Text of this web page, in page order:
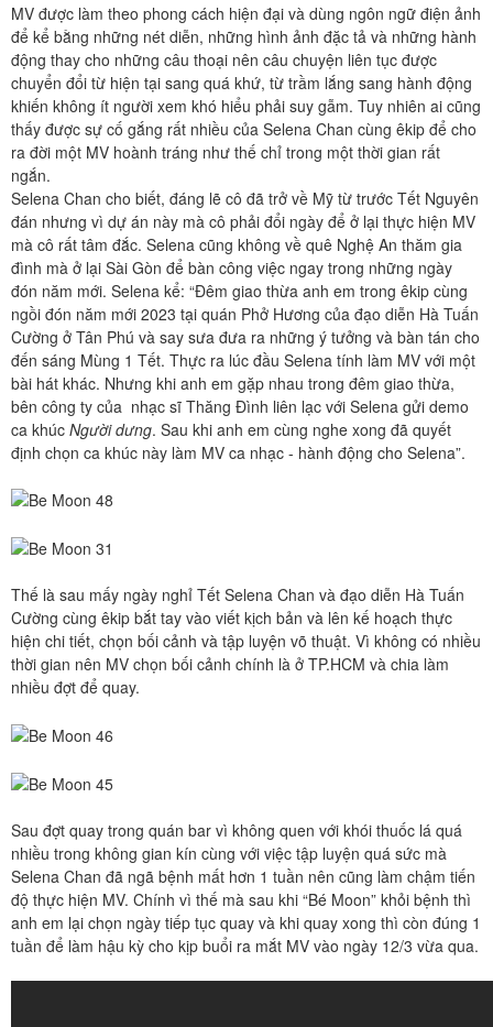
MV được làm theo phong cách hiện đại và dùng ngôn ngữ điện ảnh
để kể bằng những nét diễn, những hình ảnh đặc tả và những hành
động thay cho những câu thoại nên câu chuyện liên tục được
chuyển đổi từ hiện tại sang quá khứ, từ trầm lắng sang hành động
khiến không ít người xem khó hiểu phải suy gẫm. Tuy nhiên ai cũng
thấy được sự cố gắng rất nhiều của Selena Chan cùng êkip để cho
ra đời một MV hoành tráng như thế chỉ trong một thời gian rất
ngắn.
Selena Chan cho biết, đáng lẽ cô đã trở về Mỹ từ trước Tết Nguyên
đán nhưng vì dự án này mà cô phải đổi ngày để ở lại thực hiện MV
mà cô rất tâm đắc. Selena cũng không về quê Nghệ An thăm gia
đình mà ở lại Sài Gòn để bàn công việc ngay trong những ngày
đón năm mới. Selena kể: “Đêm giao thừa anh em trong êkip cùng
ngồi đón năm mới 2023 tại quán Phở Hương của đạo diễn Hà Tuấn
Cường ở Tân Phú và say sưa đưa ra những ý tưởng và bàn tán cho
đến sáng Mùng 1 Tết. Thực ra lúc đầu Selena tính làm MV với một
bài hát khác. Nhưng khi anh em gặp nhau trong đêm giao thừa,
bên công ty của nhạc sĩ Thăng Đình liên lạc với Selena gửi demo
ca khúc Người dưng. Sau khi anh em cùng nghe xong đã quyết
định chọn ca khúc này làm MV ca nhạc - hành động cho Selena”.
Thế là sau mấy ngày nghỉ Tết Selena Chan và đạo diễn Hà Tuấn
Cường cùng êkip bắt tay vào viết kịch bản và lên kế hoạch thực
hiện chi tiết, chọn bối cảnh và tập luyện võ thuật. Vì không có nhiều
thời gian nên MV chọn bối cảnh chính là ở TP.HCM và chia làm
nhiều đợt để quay.
Sau đợt quay trong quán bar vì không quen với khói thuốc lá quá
nhiều trong không gian kín cùng với việc tập luyện quá sức mà
Selena Chan đã ngã bệnh mất hơn 1 tuần nên cũng làm chậm tiến
độ thực hiện MV. Chính vì thế mà sau khi “Bé Moon” khỏi bệnh thì
anh em lại chọn ngày tiếp tục quay và khi quay xong thì còn đúng 1
tuần để làm hậu kỳ cho kịp buổi ra mắt MV vào ngày 12/3 vừa qua.